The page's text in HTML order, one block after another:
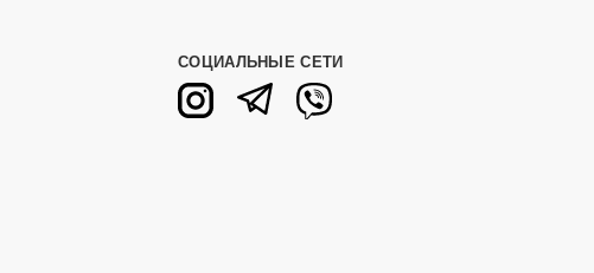
СОЦИАЛЬНЫЕ СЕТИ